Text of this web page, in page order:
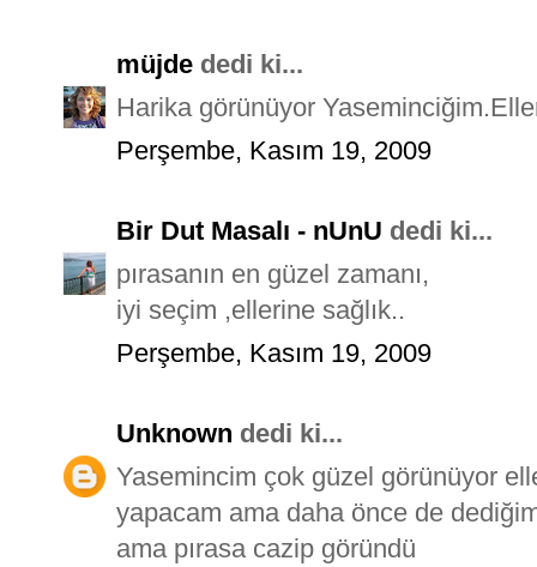
müjde dedi ki...
Harika görünüyor
Perşembe, Kasım 19, 2009
Bir Dut Masalı - nUnU dedi ki...
pırasanın en güzel zamanı,
iyi seçim ,ellerine sağlık..
Perşembe, Kasım 19, 2009
Unknown dedi ki...
Yasemincim çok güzel görünüyor
yapacam ama daha önce de
ama pırasa cazip göründü